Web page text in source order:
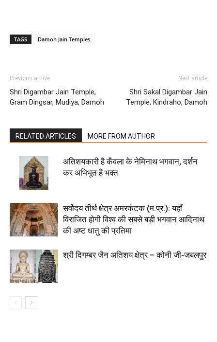
TAGS Damoh Jain Temples
Previous article
Shri Digambar Jain Temple,
Gram Dingsar, Mudiya, Damoh
Next article
Shri Sakal Digambar Jain
Temple, Kindraho, Damoh
RELATED ARTICLES MORE FROM AUTHOR
अतिशयकारी है कँवला के नेमिनाथ भगवान, दर्शन
कर अभिभूत है भक्त
सर्वोदय तीर्थ क्षेत्र अमरकंटक (म.प्र.): यहाँ
विराजित होगी विश्व की सबसे बड़ी भगवान आदिनाथ
की अष्ट धातु की प्रतिमा
श्री दिगम्बर जैन अतिशय क्षेत्र – कोनी जी-जबलपुर